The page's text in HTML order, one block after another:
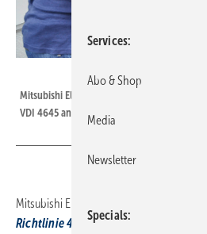
Mitsubishi Electric bietet Trainings in Sachen
VDI 4645 an.
Mitsubishi Electric ist neuer
Richtlinie 4645. VDI 4645 macht nicht
Services
Abo & Shop
Media
Newsletter
Specials